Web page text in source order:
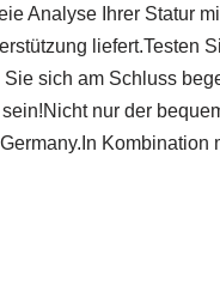
Analyse Ihrer Statur
liefert.Testen
sich am Schluss
nur der